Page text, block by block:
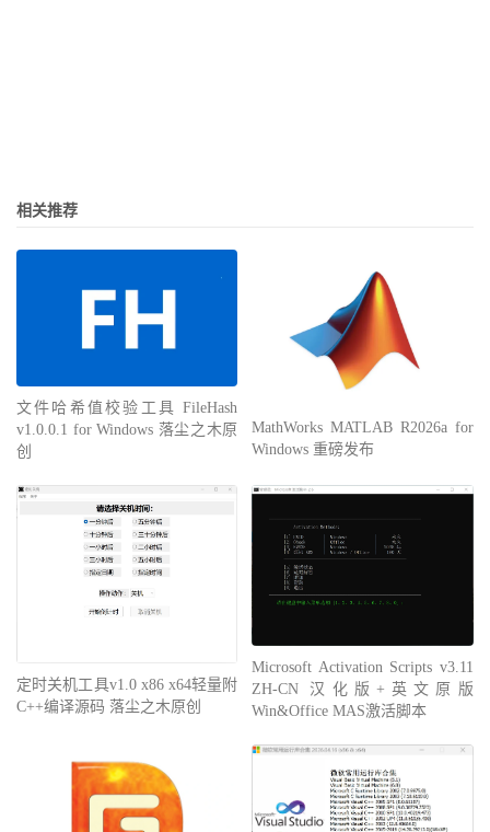
相关推荐
文件哈希值校验工具 FileHash
v1.0.0.1 for Windows 落尘之木原
创
MathWorks MATLAB R2026a for
Windows 重磅发布
定时关机工具v1.0 x86 x64轻量附
C++编译源码 落尘之木原创
Microsoft Activation Scripts v3.11
ZH-CN 汉化版+英文原版
Win&Office MAS激活脚本